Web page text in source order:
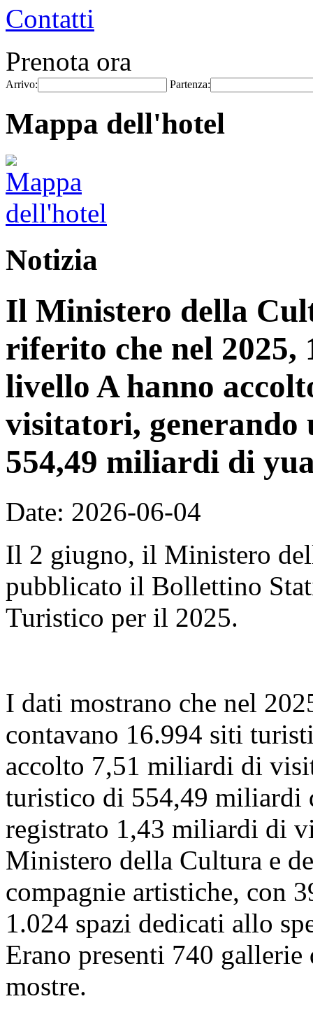
Contatti
Prenota ora
Arrivo: Partenza:
Mappa dell'hotel
Notizia
Il Ministero della
riferito che nel
livello A hanno
visitatori,
554,49 miliardi di
Date: 2026-06-04
Il 2 giugno, il Ministero
pubblicato il Bollettino
Turistico per il 2025.
I dati mostrano che nel
contavano 16.994 siti
accolto 7,51 miliardi di
turistico di 554,49 miliardi
registrato 1,43 miliardi di
Ministero della Cultura e
compagnie artistiche, con
1.024 spazi dedicati allo
Erano presenti 740
mostre.